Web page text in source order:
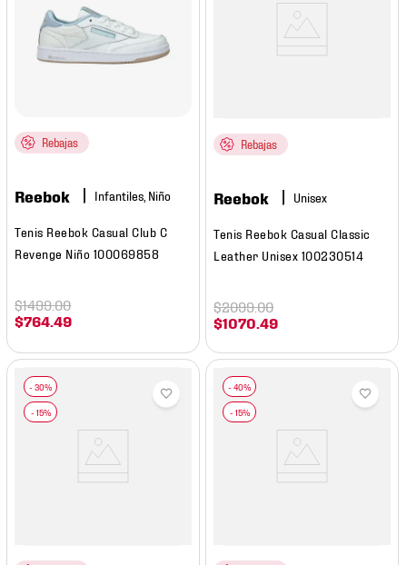
Rebajas
Reebok Infantiles, Niño
Tenis Reebok Casual Club C
Revenge Niño 100069858
$764 .49
$1499.00
Rebajas
Reebok
Tenis Reebok Casual Classic
Leather Unisex 100230514
$1070 .49
$2099.00